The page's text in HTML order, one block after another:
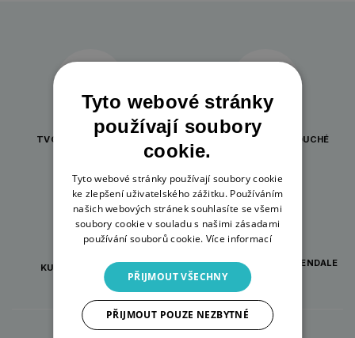
TVOŘENÍ PRO KAŽDOU
INSPIRACE A JEDNODUCHÉ
KURZY PRO TVOŘIVÉ
ORIGINÁLNÍ DÁRKY WRENDALE
DESIGNS
Tyto webové stránky
používají soubory
cookie.
Tyto webové stránky používají soubory cookie
ke zlepšení uživatelského zážitku. Používáním
našich webových stránek souhlasíte se všemi
soubory cookie v souladu s našimi zásadami
používání souborů cookie. Více informací
PŘIJMOUT VŠECHNY
PŘIJMOUT POUZE NEZBYTNÉ